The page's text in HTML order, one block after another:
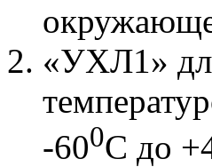
«УХЛ1»
-600С до